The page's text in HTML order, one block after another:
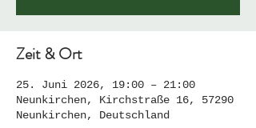
Zeit & Ort
25. Juni 2026, 19:00 – 21:00
Neunkirchen, Kirchstraße 16, 57290
Neunkirchen, Deutschland